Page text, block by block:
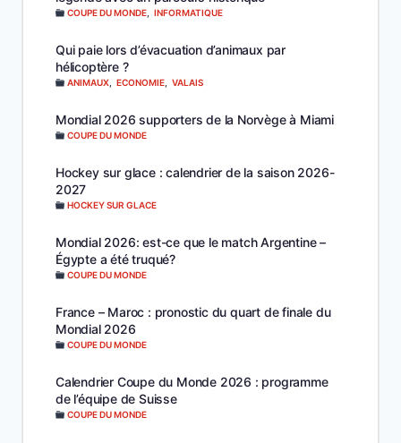
COUPE DU MONDE INFORMATIQUE
Qui paie lors d’évacuation d’animaux par
hélicoptère ?
ANIMAUX ECONOMIE VALAIS
Mondial 2026 supporters de la Norvège à Miami
COUPE DU MONDE
Hockey sur glace : calendrier de la saison 2026-
2027
HOCKEY SUR GLACE
Mondial 2026: est-ce que le match Argentine –
Égypte a été truqué?
COUPE DU MONDE
France – Maroc : pronostic du quart de finale du
Mondial 2026
COUPE DU MONDE
Calendrier Coupe du Monde 2026 : programme
de l’équipe de Suisse
COUPE DU MONDE